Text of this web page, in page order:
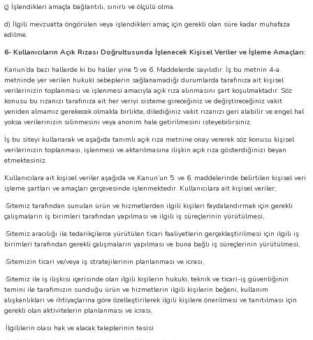
ç) İşlendikleri amaçla bağlantılı, sınırlı ve ölçülü olma.
d) İlgili mevzuatta öngörülen veya işlendikleri amaç için gerekli olan süre kadar muhafaza
edilme.
6- Kullanıcıların Açık Rızası Doğrultusunda İşlenecek Kişisel Veriler ve İşleme Amaçları:
Kanun’da bazı hallerde ki bu haller yine 5 ve 6. Maddelerde sayılıdır. İş bu metnin 4-a.
metninde yer verilen hukuki sebeplerin sağlanamadığı durumlarda tarafınıza ait kişisel
verilerinizin toplanması ve işlenmesi amacıyla açık rıza alınmasını şart koşulmaktadır. Söz
konusu bu rızanızı tarafınıza ait her veriyi sisteme gireceğiniz ve değiştireceğiniz vakit
yeniden almamız gerekecek olmakla birlikte, dilediğiniz vakit rızanızı geri alabilir ve engel hal
yoksa verilerinizin silinmesini veya anonim hale getirilmesini isteyebilirsiniz.
İş bu siteyi kullanarak ve aşağıda tanımlı açık rıza metnine onay vererek söz konusu kişisel
verilerinizin toplanması, işlenmesi ve aktarılmasına ilişkin açık rıza gösterdiğinizi beyan
etmektesiniz.
Kullanıcılara ait kişisel veriler aşağıda ve Kanun’un 5. ve 6. maddelerinde belirtilen kişisel veri
işleme şartları ve amaçları çerçevesinde işlenmektedir. Kullanıcılara ait kişisel veriler;
·Sitemiz tarafından sunulan ürün ve hizmetlerden ilgili kişileri faydalandırmak için gerekli
çalışmaların iş birimleri tarafından yapılması ve ilgili iş süreçlerinin yürütülmesi,
·Sitemiz aracılığı ile tedarikçilerce yürütülen ticari faaliyetlerin gerçekleştirilmesi için ilgili iş
birimleri tarafından gerekli çalışmaların yapılması ve buna bağlı iş süreçlerinin yürütülmesi,
·Sitemizin ticari ve/veya iş stratejilerinin planlanması ve icrası,
·Sitemiz ile iş ilişkisi içerisinde olan ilgili kişilerin hukuki, teknik ve ticari-iş güvenliğinin
temini ile tarafımızın sunduğu ürün ve hizmetlerin ilgili kişilerin beğeni, kullanım
alışkanlıkları ve ihtiyaçlarına göre özelleştirilerek ilgili kişilere önerilmesi ve tanıtılması için
gerekli olan aktivitelerin planlanması ve icrası,
·İlgililerin olası hak ve alacak taleplerinin tesisi